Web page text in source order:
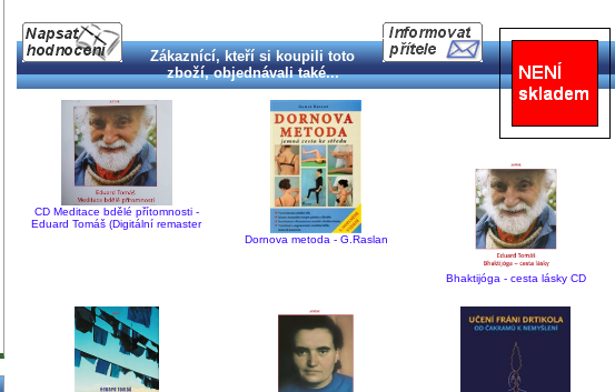
Zákaznící, kteří si koupili toto
zboží, objednávali také...
CD Meditace bdělé přítomnosti -
Eduard Tomáš (Digitální remaster
Dornova metoda - G.Raslan
Bhaktijóga - cesta lásky CD